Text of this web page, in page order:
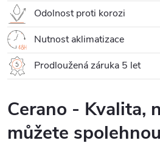
Odolnost proti korozi
Nutnost aklimatizace
Prodloužená záruka 5 let
Cerano - Kvalita,
můžete